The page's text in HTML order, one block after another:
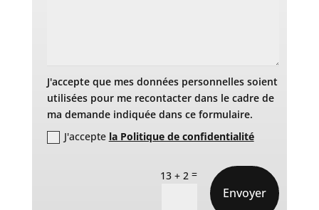
J'accepte que mes données personnelles soient
utilisées pour me recontacter dans le cadre de
ma demande indiquée dans ce formulaire.
J'accepte la Politique de confidentialité
13 + 2 =
Envoyer